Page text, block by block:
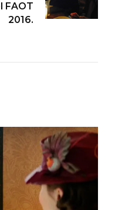
FAOT
2016.